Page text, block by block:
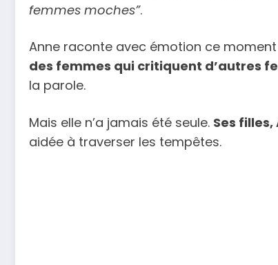
femmes moches”.
Anne raconte avec émotion ce moment
des femmes qui critiquent d’autres
la parole.
Mais elle n’a jamais été seule. Ses
aidée à traverser les tempêtes.